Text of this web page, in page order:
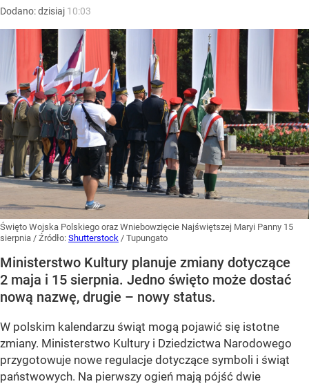
Dodano:dzisiaj 10:03
Święto Wojska Polskiego oraz Wniebowzięcie Najświętszej Maryi Panny 15
sierpnia / Źródło: Shutterstock / Tupungato
Ministerstwo Kultury planuje zmiany dotyczące
2 maja i 15 sierpnia. Jedno święto może dostać
nową nazwę, drugie – nowy status.
W polskim kalendarzu świąt mogą pojawić się istotne
zmiany. Ministerstwo Kultury i Dziedzictwa Narodowego
przygotowuje nowe regulacje dotyczące symboli i świąt
państwowych. Na pierwszy ogień mają pójść dwie